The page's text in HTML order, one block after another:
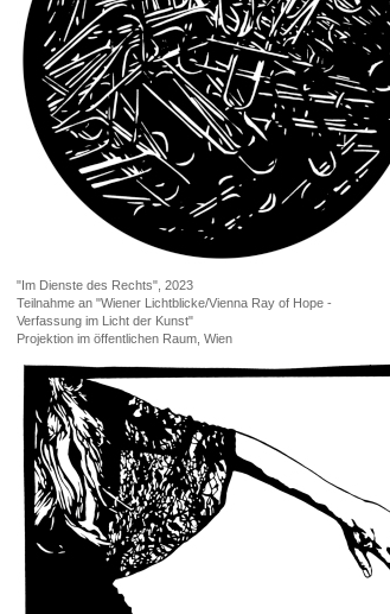
"Im Dienste des Rechts", 2023
Teilnahme an "Wiener Lichtblicke/Vienna Ray of Hope -
Verfassung im Licht der Kunst"
Projektion im öffentlichen Raum, Wien